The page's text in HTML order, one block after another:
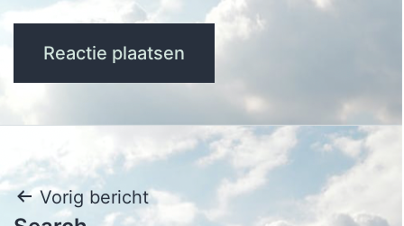
Bericht
Vorig bericht